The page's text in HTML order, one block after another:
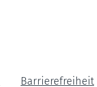
Barrierefreiheit